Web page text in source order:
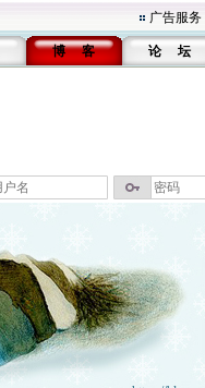
广告服务
博 客 论 坛